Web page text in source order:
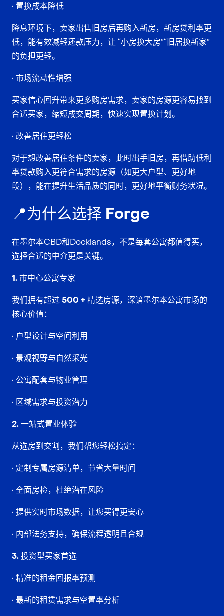
• 置换成本降低
降息环境下，卖家出售旧房后再购入新房，新房贷利率更
低，能有效减轻还款压力，让 “小房换大房”“旧居换新家”
的负担更轻。
• 市场流动性增强
买家信心回升带来更多购房需求，卖家的房源更容易找到
合适买家，缩短成交周期，快速实现置换计划。
• 改善居住更轻松
对于想改善居住条件的卖家，此时出手旧房，再借助低利
率贷款购入更符合需求的房源（如更大户型、更好地
段），能在提升生活品质的同时，更好地平衡财务状况。
📍为什么选择 Forge
在墨尔本CBD和Docklands，不是每套公寓都值得买，
选择合适的中介更是关键。
1. 市中心公寓专家
我们拥有超过 500 + 精选房源，深谙墨尔本公寓市场的
核心价值：
• 户型设计与空间利用
• 景观视野与自然采光
• 公寓配套与物业管理
• 区域需求与投资潜力
2. 一站式置业体验
从选房到交割 ，我们帮您轻松搞定：
• 定制专属房源清单，节省大量时间
• 全面房检，杜绝潜在风险
• 提供实时市场数据，让您买得更安心
• 内部法务支持，确保流程透明且合规
3. 投资型买家首选
• 精准的租金回报率预测
• 最新的租赁需求与空置率分析